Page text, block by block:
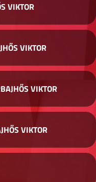
VIKTOR
VIKTOR
VIKTOR
VIKTOR